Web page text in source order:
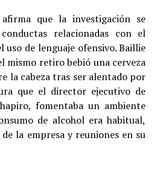
que la investigación se
relacionadas con el
uso de lenguaje ofensivo. Baillie
mismo retiro bebió una cerveza
la cabeza tras ser alentado por
que el director ejecutivo de
fomentaba un ambiente
de alcohol era habitual,
la empresa y reuniones en su